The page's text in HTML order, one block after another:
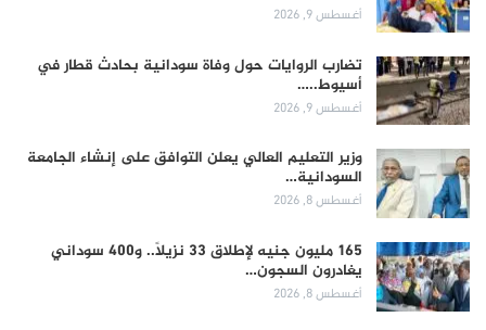
أغسطس 9, 2026
تضارب الروايات حول وفاة سودانية بحادث قطار في
أسيوط..…
أغسطس 9, 2026
وزير التعليم العالي يعلن التوافق على إنشاء الجامعة
السودانية…
أغسطس 8, 2026
165 مليون جنيه لإطلاق 33 نزيلاً.. و400 سوداني
يغادرون السجون…
أغسطس 8, 2026